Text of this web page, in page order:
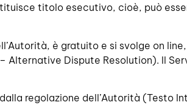
titolo esecutivo, cioè, può
è gratuito e si svolge on
Alternative Dispute Resolution). Il
regolazione dell’Autorità (Testo